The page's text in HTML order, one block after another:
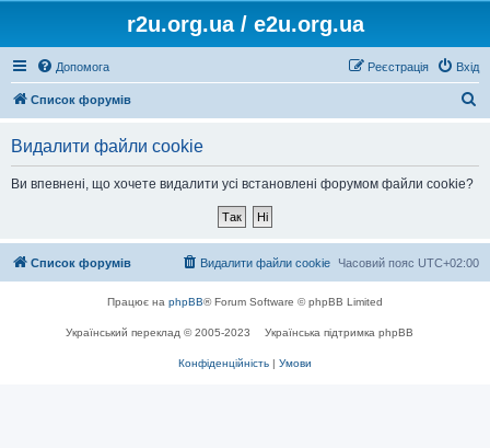
r2u.org.ua / e2u.org.ua
Допомога Вхід
Реєстрація
Список форумів
Видалити файли cookie
Ви впевнені, що хочете видалити усі встановлені форумом файли cookie?
Список форумів Часовий пояс UTC+02:00
Видалити файли cookie
Працює на phpBB® Forum Software © phpBB Limited
Український переклад © 2005-2023 Українська підтримка phpBB
Конфіденційність | Умови